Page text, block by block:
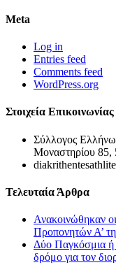
Meta
Log in
Entries feed
Comments feed
WordPress.org
Στοιχεία Επικοινωνίας
Σύλλογος
Μοναστηρίου 85,
Τελευταία Άρθρα
Ανακοινώθηκαν
Προπονητών Α’
Δύο Παγκόσμια ή
δρόμο για τον